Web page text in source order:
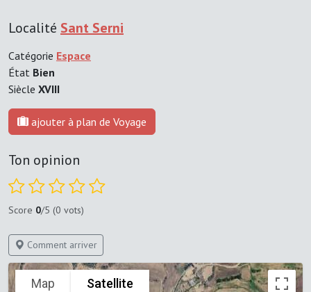
Localité Sant Serni
Catégorie Espace
État Bien
Siècle XVIII
ajouter à plan de Voyage
Ton opinion
Score 0/5 (0 vots)
Comment arriver
Map Satellite